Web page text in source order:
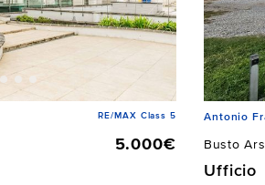
RE/MAX Class 5
5.000€
Antonio
Busto
Ufficio